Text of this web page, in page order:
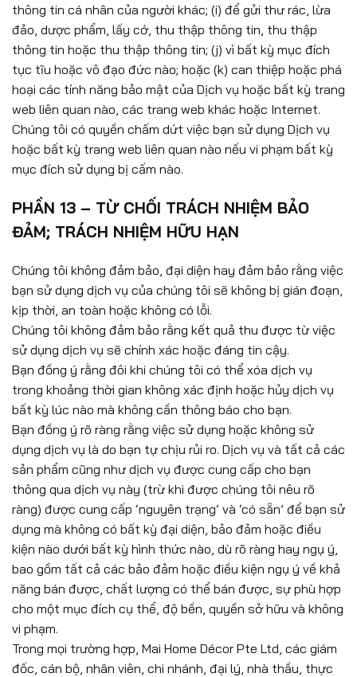
thông tin cá nhân của người khác; (i) để gửi thư rác, lừa
đảo, dược phẩm, lấy cớ, thu thập thông tin, thu thập
thông tin hoặc thu thập thông tin; (j) vì bất kỳ mục đích
tục tĩu hoặc vô đạo đức nào; hoặc (k) can thiệp hoặc phá
hoại các tính năng bảo mật của Dịch vụ hoặc bất kỳ trang
web liên quan nào, các trang web khác hoặc Internet.
Chúng tôi có quyền chấm dứt việc bạn sử dụng Dịch vụ
hoặc bất kỳ trang web liên quan nào nếu vi phạm bất kỳ
mục đích sử dụng bị cấm nào.
PHẦN 13 – TỪ CHỐI TRÁCH NHIỆM BẢO
ĐẢM; TRÁCH NHIỆM HỮU HẠN
Chúng tôi không đảm bảo, đại diện hay đảm bảo rằng việc
bạn sử dụng dịch vụ của chúng tôi sẽ không bị gián đoạn,
kịp thời, an toàn hoặc không có lỗi.
Chúng tôi không đảm bảo rằng kết quả thu được từ việc
sử dụng dịch vụ sẽ chính xác hoặc đáng tin cậy.
Bạn đồng ý rằng đôi khi chúng tôi có thể xóa dịch vụ
trong khoảng thời gian không xác định hoặc hủy dịch vụ
bất kỳ lúc nào mà không cần thông báo cho bạn.
Bạn đồng ý rõ ràng rằng việc sử dụng hoặc không sử
dụng dịch vụ là do bạn tự chịu rủi ro. Dịch vụ và tất cả các
sản phẩm cũng như dịch vụ được cung cấp cho bạn
thông qua dịch vụ này (trừ khi được chúng tôi nêu rõ
ràng) được cung cấp ‘nguyên trạng’ và ‘có sẵn’ để bạn sử
dụng mà không có bất kỳ đại diện, bảo đảm hoặc điều
kiện nào dưới bất kỳ hình thức nào, dù rõ ràng hay ngụ ý,
bao gồm tất cả các bảo đảm hoặc điều kiện ngụ ý về khả
năng bán được, chất lượng có thể bán được, sự phù hợp
cho một mục đích cụ thể, độ bền, quyền sở hữu và không
vi phạm.
Trong mọi trường hợp, Mai Home Décor Pte Ltd, các giám
đốc, cán bộ, nhân viên, chi nhánh, đại lý, nhà thầu, thực